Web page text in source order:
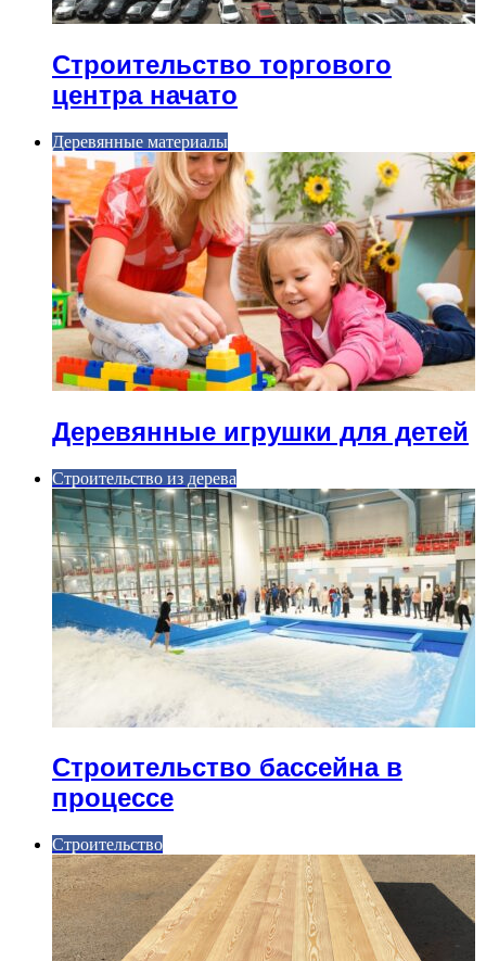
Строительство торгового
центра начато
Деревянные материалы
Деревянные игрушки для детей
Строительство из дерева
Строительство бассейна в
процессе
Строительство